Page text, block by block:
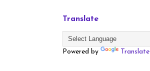
Translate
Powered by Translate